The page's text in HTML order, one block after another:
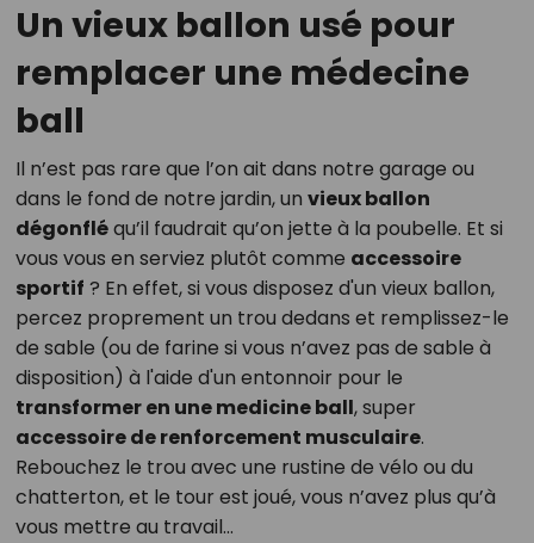
Un vieux ballon usé pour
remplacer une médecine
ball
Il n’est pas rare que l’on ait dans notre garage ou
dans le fond de notre jardin, un vieux ballon
dégonfléqu’il faudrait qu’on jette à la poubelle. Et si
vous vous en serviez plutôt comme accessoire
sportif ? En effet, si vous disposez d'un vieux ballon,
percez proprement un trou dedans et remplissez-le
de sable (ou de farine si vous n’avez pas de sable à
disposition) à l'aide d'un entonnoir pour le
transformer en une medicine ball, super
accessoire de renforcement musculaire.
Rebouchez le trou avec une rustine de vélo ou du
chatterton, et le tour est joué, vous n’avez plus qu’à
vous mettre au travail...